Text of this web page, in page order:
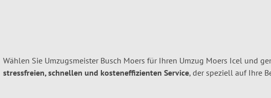
Wählen Sie Umzugsmeister Busch Moers für Ihren Umzug Moers Icel und
stressfreien, schnellen und kosteneffizienten Service, der speziell auf Ihre